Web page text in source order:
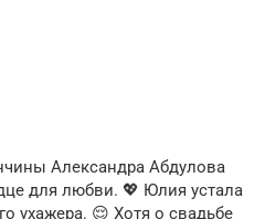
Александра Абдулова
для любви. 💖 Юлия устала
ухажера. 😌 Хотя о свадьбе